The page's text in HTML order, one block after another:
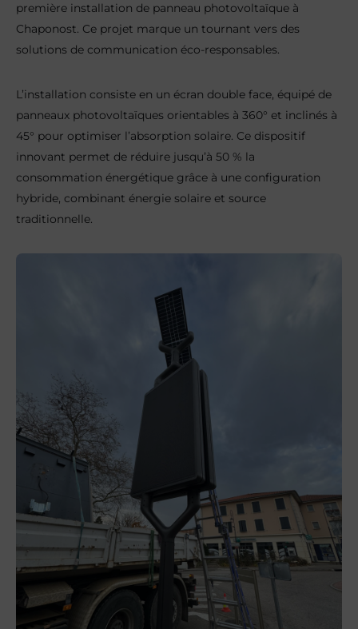
première installation de panneau photovoltaïque à
Chaponost. Ce projet marque un tournant vers des
solutions de communication éco-responsables.
L’installation consiste en un écran double face, équipé de
panneaux photovoltaïques orientables à 360° et inclinés à
45° pour optimiser l’absorption solaire. Ce dispositif
innovant permet de réduire jusqu’à 50 % la
consommation énergétique grâce à une configuration
hybride, combinant énergie solaire et source
traditionnelle.